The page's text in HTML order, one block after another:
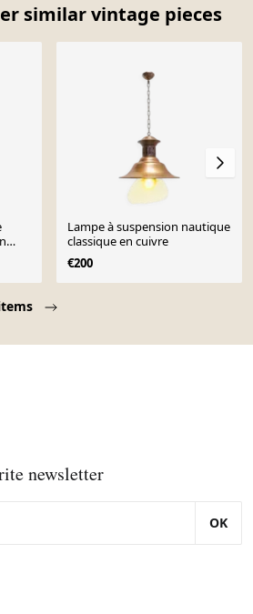
similar vintage pieces
Lampe à suspension nautique
classique en cuivre
€200
newsletter
OK